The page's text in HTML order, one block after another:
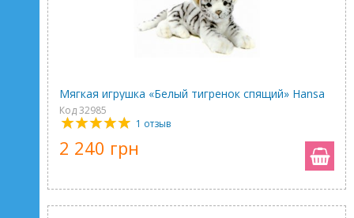
Мягкая игрушка «Белый тигренок спящий» Hansa
Код 32985
1 отзыв
2 240 грн